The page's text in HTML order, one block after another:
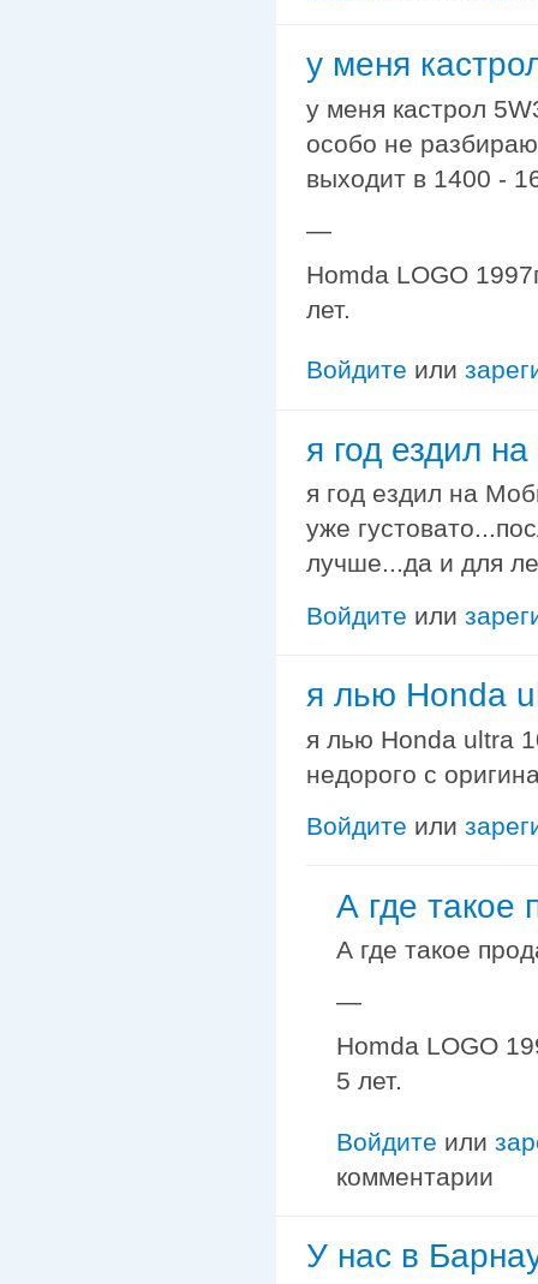
у меня
у меня кастрол
особо не
выходит в 1400 -
—
Homda LOGO
лет.
Войдите или
я год ездил
я год ездил на
уже
лучше...да и для
Войдите или
я лью Honda
я лью Honda ultra
недорого с
Войдите или
А где такое
А где такое
—
Homda LOGO
5 лет.
Войдите или
комментарии
У нас в